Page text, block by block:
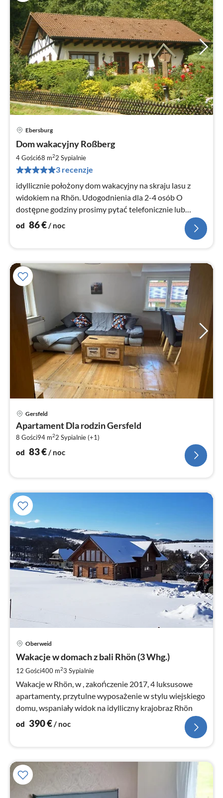
Ebersburg
Dom wakacyjny Roßberg
4 Gości68 m22 Sypialnie
3 recenzje
idyllicznie położony dom wakacyjny na skraju lasu z
widokiem na Rhön. Udogodnienia dla 2-4 osób O
dostępne godziny prosimy pytać telefonicznie lub
mailowo.
od 86€ / noc
Gersfeld
Apartament Dla rodzin Gersfeld
8 Gości94 m22 Sypialnie (+1)
od 83€/ noc
Oberweid
Wakacje w domach z bali Rhön (3 Whg.)
12 Gości400 m23 Sypialnie
Wakacje w Rhön, w , zakończenie 2017, 4 luksusowe
apartamenty, przytulne wyposażenie w stylu wiejskiego
domu, wspaniały widok na idylliczny krajobraz Rhön
od 390€/ noc